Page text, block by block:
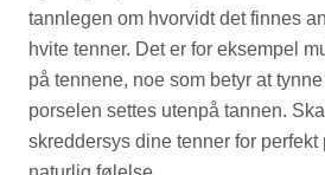
tannlegen om hvorvidt det finnes
hvite tenner. Det er for eksempel
på tennene, noe som betyr at
porselen settes utenpå tannen.
skreddersys dine tenner for perfekt